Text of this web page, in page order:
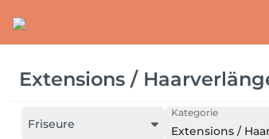
Extensions /
Friseure
Kategorie
Extensions /